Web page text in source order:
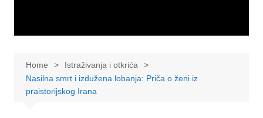
Home
Istraživanja i otkrića
Nasilna smrt i izdužena lobanja: Priča o ženi iz
praistorijskog Irana